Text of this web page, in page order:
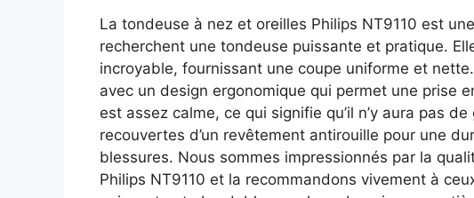
La tondeuse à nez et oreilles Philips NT9110 est
recherchent une tondeuse puissante et pratique.
incroyable, fournissant une coupe uniforme et
avec un design ergonomique qui permet une prise
est assez calme, ce qui signifie qu’il n’y aura pas
recouvertes d’un revêtement antirouille pour une
blessures. Nous sommes impressionnés par la
Philips NT9110 et la recommandons vivement à